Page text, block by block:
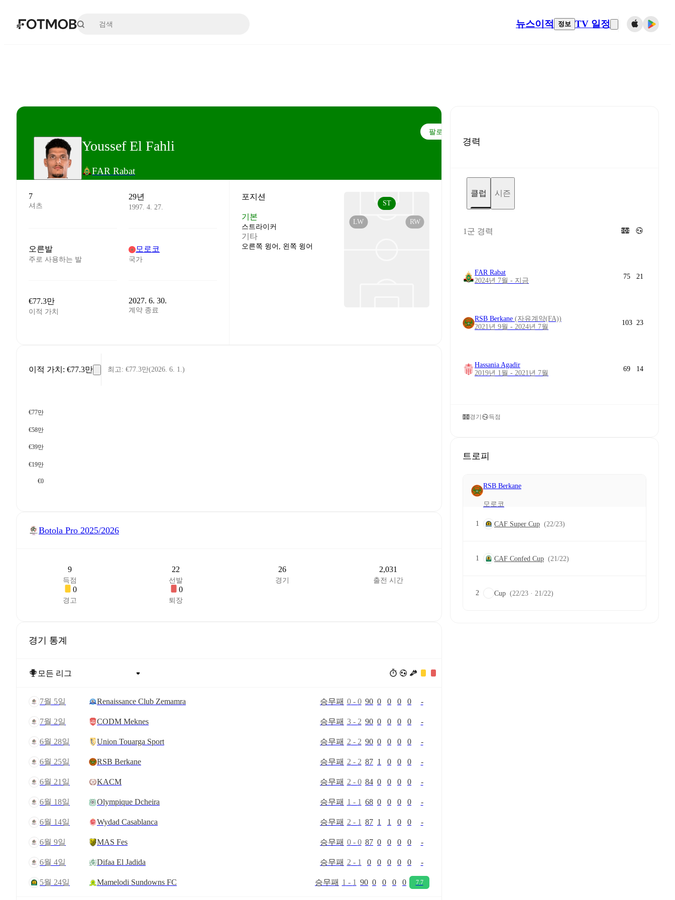
본문으로 건너뛰기
뉴스이적 정보 TV 일정
Youssef El Fahli
FAR Rabat
팔로우
7
셔츠
29년
1997. 4. 27.
오른발
주로 사용하는 발
모로코
국가
€77.3만
이적 가치
2027. 6. 30.
계약 종료
포지션
기본
스트라이커
기타
오른쪽 윙어, 왼쪽 윙어
RW
LW
ST
이적 가치 : €77.3만 최고: €77.3만(2026. 6. 1.)
€77만
€58만
€39만
€19만
€0
Botola Pro 2025/2026
9
득점
22
선발
26
경기
2,031
출전 시간
0
경고
0
퇴장
경기 통계
7월 5일 Renaissance Club Zemamra 승무패 0- 0 90 0 0 0 0 -
7월 2일 CODM Meknes 승무패 3- 2 90 0 0 0 0 -
6월 28일 Union Touarga Sport 승무패 2 - 2 90 0 0 0 0 -
6월 25일 RSB Berkane 승무패 2 - 2 87 1 0 0 0 -
6월 21일 KACM 승무패 2 - 0 84 0 0 0 0 -
6월 18일 Olympique Dcheira 승무패 1 - 1 68 0 0 0 0 -
6월 14일 Wydad Casablanca 승무패 2 - 1 87 1 1 0 0 -
6월 9일 MAS Fes 승무패 0- 0 87 0 0 0 0 -
6월 4일 Difaa El Jadida 승무패 2 - 1 0 0 0 0 0 -
5월 24일 Mamelodi Sundowns FC 승무패 1 - 1 90 0 0 0 0 7.7
경력
클럽 시즌
1군 경력
FAR Rabat
2024년 7월 - 지금
75 21
RSB Berkane (자유계약(FA))
2021년 9월 - 2024년 7월
103 23
Hassania Agadir
2019년 1월 - 2021년 7월
69 14
경기 득점
트로피
RSB Berkane
모로코
1 CAF Super Cup (22/23)
1 CAF Confed Cup (21/22)
2 Cup (22/23 · 21/22)